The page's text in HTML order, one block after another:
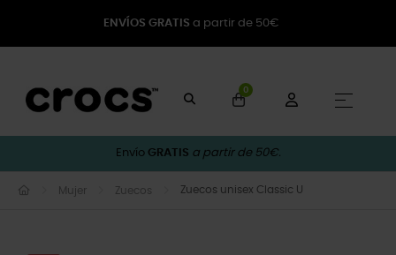
ENVÍOS GRATIS a partir de 50€
0
☰
Envío GRATIS a partir de 50€.
Mujer Zuecos Zuecos unisex Classic U